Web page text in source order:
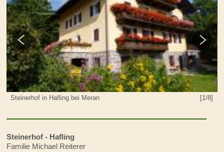
Steinerhof in Hafling bei Meran [1/8]
Steinerhof - Hafling
Familie Michael Reiterer